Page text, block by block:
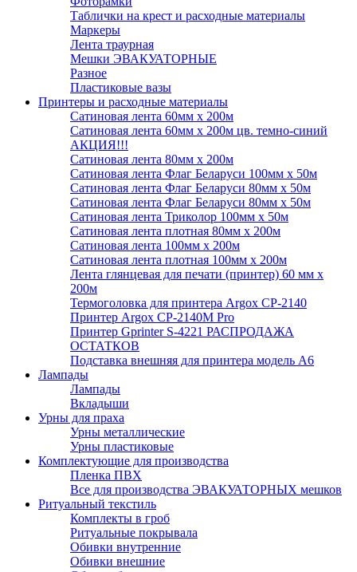
Таблички на крест и расходные материалы
Маркеры
Лента траурная
Мешки ЭВАКУАТОРНЫЕ
Разное
Пластиковые вазы
Принтеры и расходные материалы
Сатиновая лента 60мм х 200м
Сатиновая лента 60мм х 200м цв. темно-синий
АКЦИЯ!!!
Сатиновая лента 80мм х 200м
Сатиновая лента Флаг Беларуси 100мм х 50м
Сатиновая лента Флаг Беларуси 80мм х 50м
Сатиновая лента Флаг Беларуси 80мм х 50м
Сатиновая лента Триколор 100мм х 50м
Сатиновая лента плотная 80мм х 200м
Сатиновая лента 100мм х 200м
Сатиновая лента плотная 100мм х 200м
Лента глянцевая для печати (принтер) 60 мм х
200м
Термоголовка для принтера Argox CP-2140
Принтер Argox CP-2140M Pro
Принтер Gprinter S-4221 РАСПРОДАЖА
ОСТАТКОВ
Подставка внешняя для принтера модель А6
Лампады
Лампады
Вкладыши
Урны для праха
Урны металлические
Урны пластиковые
Комплектующие для производства
Пленка ПВХ
Все для производства ЭВАКУАТОРНЫХ мешков
Ритуальный текстиль
Комплекты в гроб
Ритуальные покрывала
Обивки внутренние
Обивки внешние